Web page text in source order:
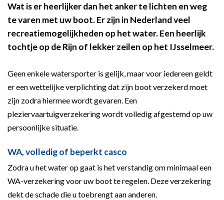
Wat is er heerlijker dan het anker te lichten en weg
te varen met uw boot. Er zijn in Nederland veel
recreatiemogelijkheden op het water. Een heerlijk
tochtje op de Rijn of lekker zeilen op het IJsselmeer.
Geen enkele watersporter is gelijk, maar voor iedereen geldt
er een wettelijke verplichting dat zijn boot verzekerd moet
zijn zodra hiermee wordt gevaren. Een
pleziervaartuigverzekering wordt volledig afgestemd op uw
persoonlijke situatie.
WA, volledig of beperkt casco
Zodra u het water op gaat is het verstandig om minimaal een
WA-verzekering voor uw boot te regelen. Deze verzekering
dekt de schade die u toebrengt aan anderen.